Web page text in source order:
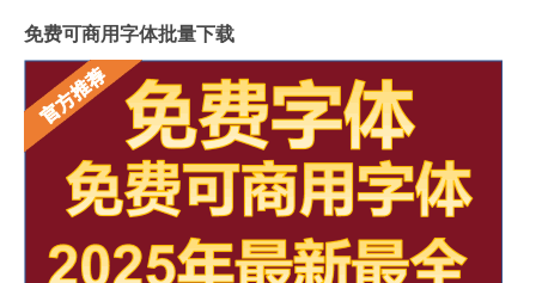
免费可商用字体批量下载